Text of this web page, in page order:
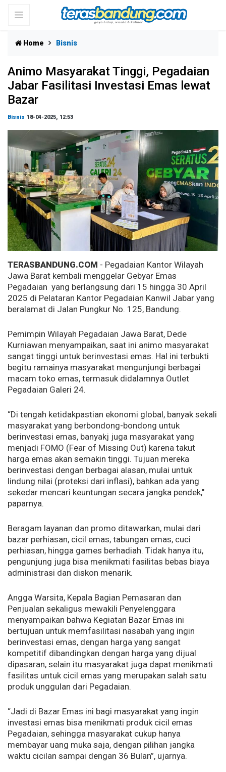
Home Bisnis
Animo Masyarakat Tinggi, Pegadaian
Jabar Fasilitasi Investasi Emas lewat
Bazar
Bisnis 18-04-2025, 12:53
TERASBANDUNG.COM - Pegadaian Kantor Wilayah
Jawa Barat kembali menggelar Gebyar Emas
Pegadaian yang berlangsung dari 15 hingga 30 April
2025 di Pelataran Kantor Pegadaian Kanwil Jabar yang
beralamat di Jalan Pungkur No. 125, Bandung.
Pemimpin Wilayah Pegadaian Jawa Barat, Dede
Kurniawan menyampaikan, saat ini animo masyarakat
sangat tinggi untuk berinvestasi emas. Hal ini terbukti
begitu ramainya masyarakat mengunjungi berbagai
macam toko emas, termasuk didalamnya Outlet
Pegadaian Galeri 24.
“Di tengah ketidakpastian ekonomi global, banyak sekali
masyarakat yang berbondong-bondong untuk
berinvestasi emas, banyakj juga masyarakat yang
menjadi FOMO (Fear of Missing Out) karena takut
harga emas akan semakin tinggi. Tujuan mereka
berinvestasi dengan berbagai alasan, mulai untuk
lindung nilai (proteksi dari inflasi), bahkan ada yang
sekedar mencari keuntungan secara jangka pendek,"
paparnya.
Beragam layanan dan promo ditawarkan, mulai dari
bazar perhiasan, cicil emas, tabungan emas, cuci
perhiasan, hingga games berhadiah. Tidak hanya itu,
pengunjung juga bisa menikmati fasilitas bebas biaya
administrasi dan diskon menarik.
Angga Warsita, Kepala Bagian Pemasaran dan
Penjualan sekaligus mewakili Penyelenggara
menyampaikan bahwa Kegiatan Bazar Emas ini
bertujuan untuk memfasilitasi nasabah yang ingin
berinvestasi emas, dengan harga yang sangat
kompetitif dibandingkan dengan harga yang dijual
dipasaran, selain itu masyarakat juga dapat menikmati
fasilitas untuk cicil emas yang merupakan salah satu
produk unggulan dari Pegadaian.
“Jadi di Bazar Emas ini bagi masyarakat yang ingin
investasi emas bisa menikmati produk cicil emas
Pegadaian, sehingga masyarakat cukup hanya
membayar uang muka saja, dengan pilihan jangka
waktu cicilan sampai dengan 36 Bulan”, ujarnya.